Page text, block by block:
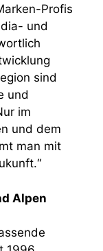
Profis
und
sind
und
im
und dem
man mit
Alpen